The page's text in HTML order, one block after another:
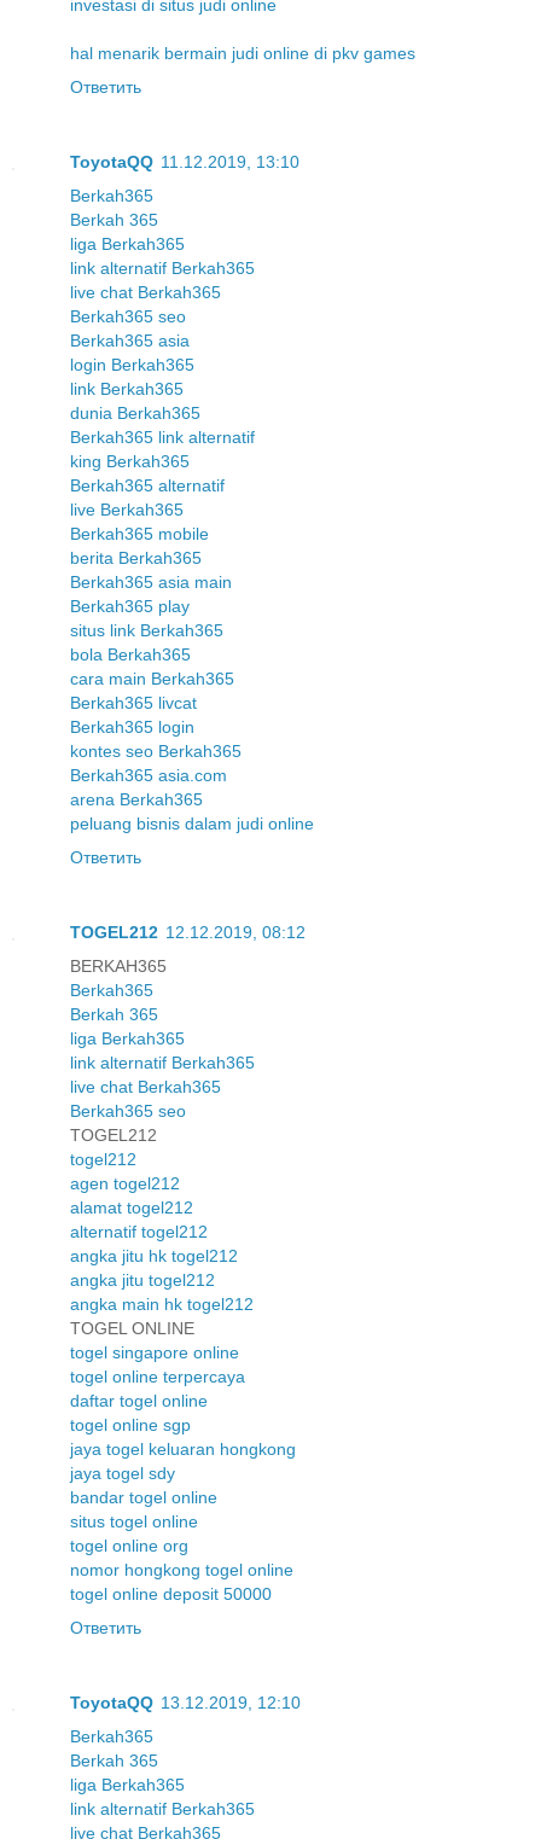
investasi di situs judi online
hal menarik bermain judi online di pkv games
Ответить
ToyotaQQ 11.12.2019, 13:10
Berkah365
Berkah 365
liga Berkah365
link alternatif Berkah365
live chat Berkah365
Berkah365 seo
Berkah365 asia
login Berkah365
link Berkah365
dunia Berkah365
Berkah365 link alternatif
king Berkah365
Berkah365 alternatif
live Berkah365
Berkah365 mobile
berita Berkah365
Berkah365 asia main
Berkah365 play
situs link Berkah365
bola Berkah365
cara main Berkah365
Berkah365 livcat
Berkah365 login
kontes seo Berkah365
Berkah365 asia.com
arena Berkah365
peluang bisnis dalam judi online
Ответить
TOGEL212 12.12.2019, 08:12
BERKAH365
Berkah365
Berkah 365
liga Berkah365
link alternatif Berkah365
live chat Berkah365
Berkah365 seo
TOGEL212
togel212
agen togel212
alamat togel212
alternatif togel212
angka jitu hk togel212
angka jitu togel212
angka main hk togel212
TOGEL ONLINE
togel singapore online
togel online terpercaya
daftar togel online
togel online sgp
jaya togel keluaran hongkong
jaya togel sdy
bandar togel online
situs togel online
togel online org
nomor hongkong togel online
togel online deposit 50000
Ответить
ToyotaQQ 13.12.2019, 12:10
Berkah365
Berkah 365
liga Berkah365
link alternatif Berkah365
live chat Berkah365